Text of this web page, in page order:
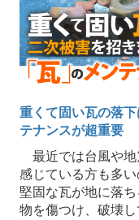
重くて固い瓦の落
テナンスが超重要
最近では台風や地
感じている方も多
堅固な瓦が地に落
物を傷つけ、破壊